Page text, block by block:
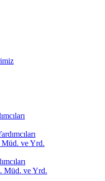
ve Yrd.
Müd. ve Yrd.